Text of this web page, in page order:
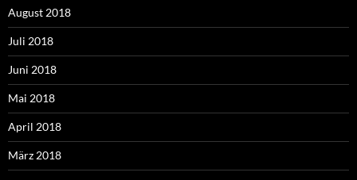
August 2018
Juli 2018
Juni 2018
Mai 2018
April 2018
März 2018